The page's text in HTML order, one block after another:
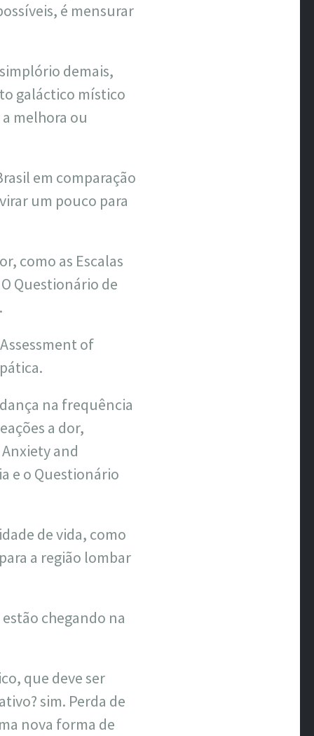
é mensurar
demais,
galáctico místico
melhora ou
em comparação
um pouco para
como as Escalas
Questionário de
of
na frequência
a dor,
and
e o Questionário
de vida, como
a região lombar
chegando na
que deve ser
sim. Perda de
nova forma de